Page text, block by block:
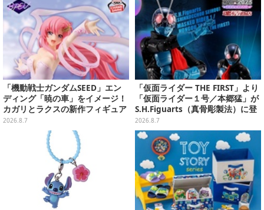
「機動戦士ガンダムSEED」エン
ディング「暁の車」をイメージ！
カガリとラクスの新作フィギュア
がプライズに
2026.8.7
「仮面ライダー THE FIRST」より
「仮面ライダー１号／本郷猛」が
S.H.Figuarts（真骨彫製法）に登
場！8月18日より予約受付開始
2026.8.7